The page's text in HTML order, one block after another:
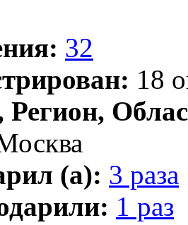
32
18
Регион,
(а): 3 раза
1 раз